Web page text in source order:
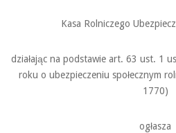
Kasa Rolniczego
działając na podstawie art. 63 ust. 1
roku o ubezpieczeniu społecznym
1770)
ogłasza